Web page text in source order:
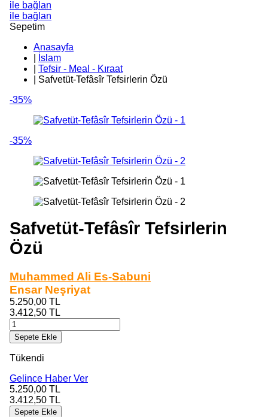
ile bağlan
ile bağlan
Sepetim
Anasayfa
İslam
Tefsir - Meal - Kıraat
Safvetüt-Tefâsîr Tefsirlerin Özü
-35%
-35%
Safvetüt-Tefâsîr Tefsirlerin
Özü
Muhammed Ali Es-Sabuni
Ensar Neşriyat
5.250,00 TL
3.412,50 TL
Sepete Ekle
Tükendi
Gelince Haber Ver
5.250,00 TL
3.412,50 TL
Sepete Ekle